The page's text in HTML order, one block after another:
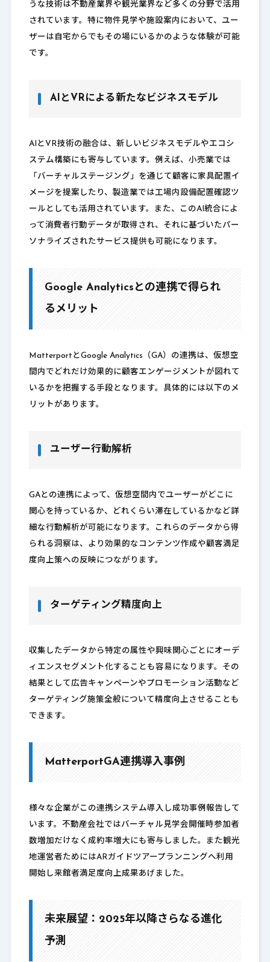
うな技術は不動産業界や観光業界など多くの分野で活用
されています。特に物件見学や施設案内において、ユー
ザーは自宅からでもその場にいるかのような体験が可能
です。
AIとVRによる新たなビジネスモデル
AIとVR技術の融合は、新しいビジネスモデルやエコシ
ステム構築にも寄与しています。例えば、小売業では
「バーチャルステージング」を通じて顧客に家具配置イ
メージを提案したり、製造業では工場内設備配置確認ツ
ールとしても活用されています。また、このAI統合によ
って消費者行動データが取得され、それに基づいたパー
ソナライズされたサービス提供も可能になります。
Google Analyticsとの連携で得られ
るメリット
MatterportとGoogle Analytics（GA）の連携は、仮想空
間内でどれだけ効果的に顧客エンゲージメントが図れて
いるかを把握する手段となります。具体的には以下のメ
リットがあります。
ユーザー行動解析
GAとの連携によって、仮想空間内でユーザーがどこに
関心を持っているか、どれくらい滞在しているかなど詳
細な行動解析が可能になります。これらのデータから得
られる洞察は、より効果的なコンテンツ作成や顧客満足
度向上策への反映につながります。
ターゲティング精度向上
収集したデータから特定の属性や興味関心ごとにオーデ
ィエンスセグメント化することも容易になります。その
結果として広告キャンペーンやプロモーション活動など
ターゲティング施策全般について精度向上させることも
できます。
MatterportGA連携導入事例
様々な企業がこの連携システム導入し成功事例報告して
います。不動産会社ではバーチャル見学会開催時参加者
数増加だけなく成約率増大にも寄与しました。また観光
地運営者ためにはARガイドツアープランニングへ利用
開始し来館者満足度向上成果あげました。
未来展望：2025年以降さらなる進化
予測